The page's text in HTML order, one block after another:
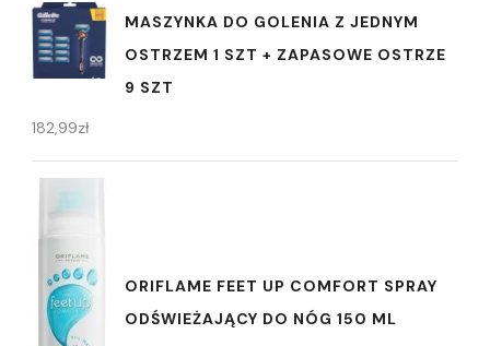
MASZYNKA DO GOLENIA Z JEDNYM
OSTRZEM 1 SZT + ZAPASOWE OSTRZE
9 SZT
182,99zł
ORIFLAME FEET UP COMFORT SPRAY
ODŚWIEŻAJĄCY DO NÓG 150 ML